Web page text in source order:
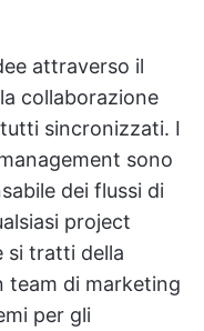
attraverso il
collaborazione
sincronizzati. I
sono
dei flussi di
project
si tratti della
team di marketing
per gli